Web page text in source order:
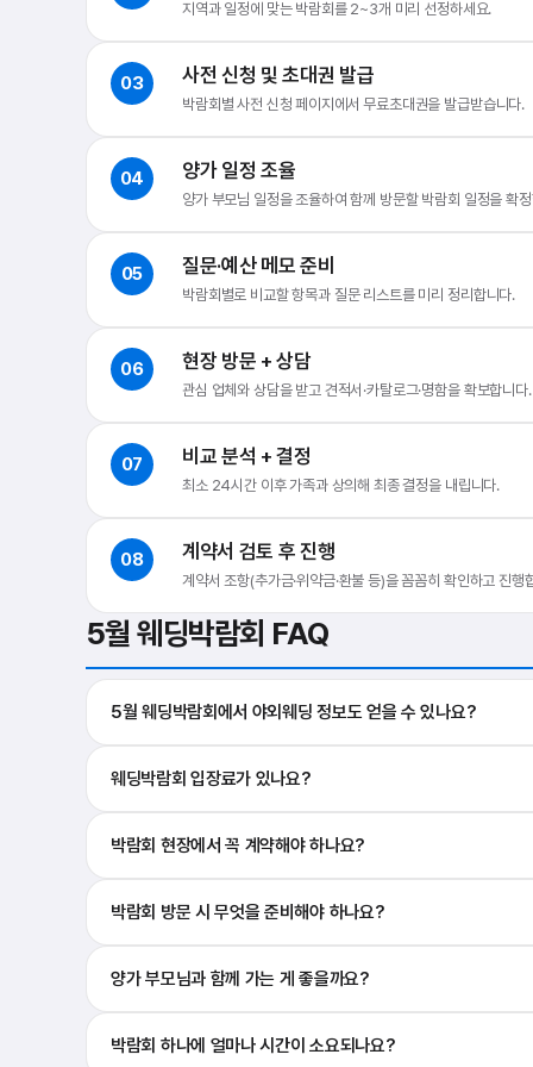
지역과 일정에 맞는 박람회를 2~3개 미리 선정하세요.
03 사전 신청 및 초대권 발급
박람회별 사전 신청 페이지에서 무료초대권을 발급받습니다.
04 양가 일정 조율
양가 부모님 일정을 조율하여 함께 방문할 박람회 일정을 확
05 질문·예산 메모 준비
박람회별로 비교할 항목과 질문 리스트를 미리 정리합니다.
06 현장 방문 + 상담
관심 업체와 상담을 받고 견적서·카탈로그·명함을 확보합니다.
07 비교 분석 + 결정
최소 24시간 이후 가족과 상의해 최종 결정을 내립니다.
08 계약서 검토 후 진행
계약서 조항(추가금·위약금·환불 등)을 꼼꼼히 확인하고 진행
5월 웨딩박람회 FAQ
5월 웨딩박람회에서 야외웨딩 정보도 얻을 수 있나요?
웨딩박람회 입장료가 있나요?
박람회 현장에서 꼭 계약해야 하나요?
박람회 방문 시 무엇을 준비해야 하나요?
양가 부모님과 함께 가는 게 좋을까요?
박람회 하나에 얼마나 시간이 소요되나요?